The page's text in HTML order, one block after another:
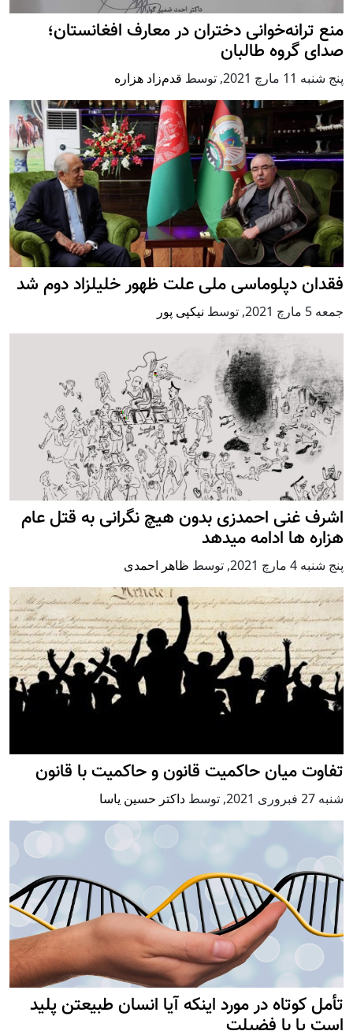
منع ترانه‌خوانی دختران در معارف افغانستان؛
صدای گروه طالبان
پنج شنبه 11 مارچ 2021 , توسط قدم‌زاد هزاره
فقدان دپلوماسی ملی علت ظهور خلیلزاد دوم شد
جمعه 5 مارچ 2021 , توسط نیکپی پور
اشرف غنی احمدزی بدون هیچ نگرانی به قتل عام
هزاره ها ادامه میدهد
پنج شنبه 4 مارچ 2021 , توسط ظاهر احمدی
تفاوت میان حاکمیت قانون و حاکمیت با قانون
شنبه 27 فبروری 2021 , توسط داکتر حسین یاسا
تأمل کوتاه در مورد اینکه آیا انسان طبیعتن پلید